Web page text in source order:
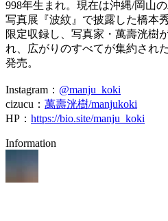
998年生まれ。現在は沖縄/岡山
写真展『波紋』で披露した橋本
限定収録し、写真家・萬壽洸樹
れ、広がりのすべてが集約され
発売。
Instagram： @manju_koki
cizucu： 萬壽洸樹/manjukoki
HP： https://bio.site/manju_koki
Information